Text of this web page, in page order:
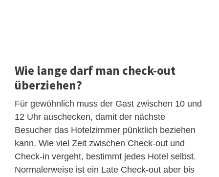
Wie lange darf man check-out
überziehen?
Für gewöhnlich muss der Gast zwischen 10 und
12 Uhr auschecken, damit der nächste
Besucher das Hotelzimmer pünktlich beziehen
kann. Wie viel Zeit zwischen Check-out und
Check-in vergeht, bestimmt jedes Hotel selbst.
Normalerweise ist ein Late Check-out aber bis